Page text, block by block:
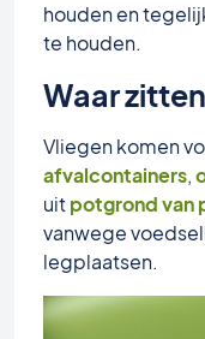
houden en
te houden.
Waar
Vliegen komen
afvalcontainers,
uitpotgrond van
vanwege
legplaatsen.